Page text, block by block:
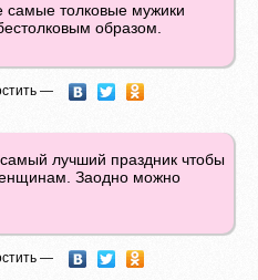
самые толковые мужики
образом.
—
лучший праздник чтобы
Заодно можно
—